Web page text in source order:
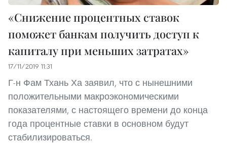
«Снижение процентных ставок
поможет банкам получить доступ к
капиталу при меньших затратах»
17/11/2019 11:31
Г-н Фам Тхань Ха заявил, что с нынешними
положительными макроэкономическими
показателями, с настоящего времени до конца
года процентные ставки в основном будут
стабилизироваться.